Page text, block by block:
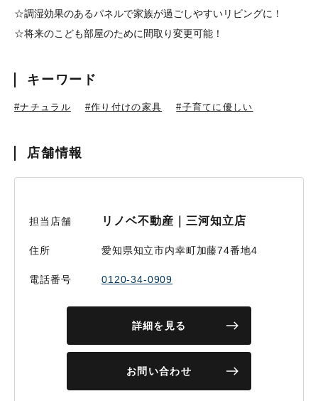
☆調湿効果のあるパネルで家族が過ごしやすいリビングに！
☆将来のこども部屋のために間取り変更可能！
キーワード
#ナチュラル #作り付けの家具 #子育てに優しい
店舗情報
担当店舗 リノベ不動産｜三河知立店
住所 愛知県知立市内幸町加藤74番地4
電話番号 0120-34-0909
詳細を見る
お問い合わせ